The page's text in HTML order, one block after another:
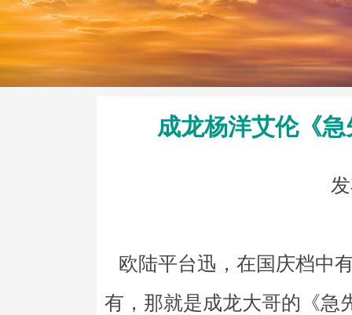
成龙杨洋艾伦《
欧陆平台迅，在国庆档中
有，那就是成龙大哥的《急